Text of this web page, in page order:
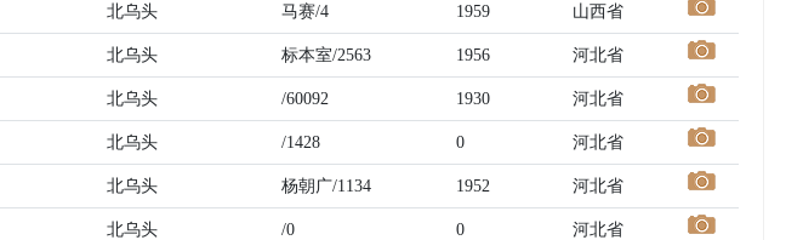
北乌头 马赛/4 1959 山西省
北乌头 标本室/2563 1956 河北省
北乌头 /60092 1930 河北省
北乌头 /1428 0 河北省
北乌头 杨朝广/1134 1952 河北省
北乌头 /0 0 河北省